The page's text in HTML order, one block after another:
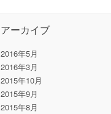
アーカイブ
2016年5月
2016年3月
2015年10月
2015年9月
2015年8月